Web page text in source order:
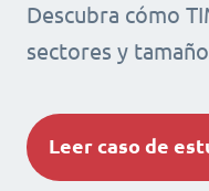
Descubra cómo
sectores y
Leer caso de